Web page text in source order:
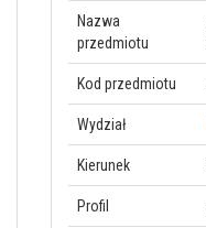
Nazwa
przedmiotu
Kod przedmiotu
Wydział
Kierunek
Profil